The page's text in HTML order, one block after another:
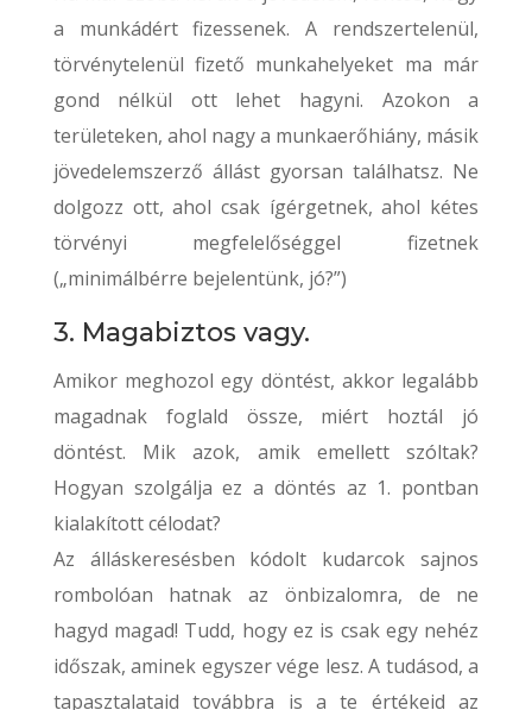
a munkádért fizessenek. A rendszertelenül,
törvénytelenül fizető munkahelyeket ma már
gond nélkül ott lehet hagyni. Azokon a
területeken, ahol nagy a munkaerőhiány, másik
jövedelemszerző állást gyorsan találhatsz. Ne
dolgozz ott, ahol csak ígérgetnek, ahol kétes
törvényi megfelelőséggel fizetnek
(„minimálbérre bejelentünk, jó?”)
3. Magabiztos vagy.
Amikor meghozol egy döntést, akkor legalább
magadnak foglald össze, miért hoztál jó
döntést. Mik azok, amik emellett szóltak?
Hogyan szolgálja ez a döntés az 1. pontban
kialakított célodat?
Az álláskeresésben kódolt kudarcok sajnos
rombolóan hatnak az önbizalomra, de ne
hagyd magad! Tudd, hogy ez is csak egy nehéz
időszak, aminek egyszer vége lesz. A tudásod, a
tapasztalataid továbbra is a te értékeid az